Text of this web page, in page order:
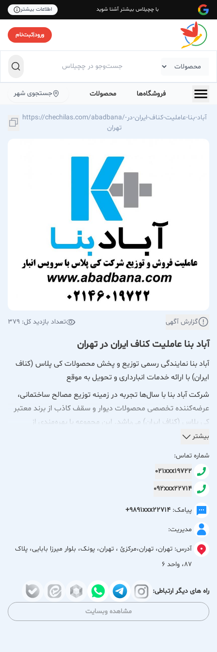
با چچیلاس بیشتر آشنا شوید اطلاعات بیشتر
ورود|ثبت‌نام
فروشگاه‌ها محصولات جستجوی شهر
https://chechilas.com/abadbana/آباد-بنا-عاملیت-کناف-ایران-در-
تهران
گزارش آگهی تعداد بازدید کل: 379
آباد بنا عاملیت کناف ایران در تهران
آباد بنا نمایندگی رسمی توزیع و پخش محصولات کی پلاس (کناف
ایران) با ارائه خدمات انبارداری و تحویل به موقع
شرکت آباد بنا با سال‌ها تجربه در زمینه توزیع مصالح ساختمانی،
عرضه‌کننده تخصصی محصولات دیوار و سقف کاذب از برند معتبر
کی پلاس (کناف ایران) می‌باشد. این مجموعه با بهره‌مندی از
انبارهای مجهز و سیستم توزیع گسترده، امکان تأمین نیازهای
محصولات اصلی قابل عرضه:
- **پانل‌های گچی کناف** در انواع مختلف شامل ساده، ضد رطوبت
- **ورق سیمانی آکواپلاس** با مقاومت بالا در برابر رطوبت و عوامل
جوی
حصیری، تخم مرغی و لوزی
- **تایل‌های آکوستیک 60×60** در طرح‌های سوراخ دایره نامنظم،
پانچ مربع، خطی و مینرال
- **تایل‌های تمام پی‌وی‌سی** با دوام و کیفیت بالا
بیشتر
شماره تماس:
021xxx19722
092xxx22714
پیامک: +9891xxx22714
مدیریت:
آدرس: تهران، تهران،مركزئ ، تهران، پونک، بلوار میرزا بابایی، پلاک
87، واحد 6
راه های دیگر ارتباطی:
مشاهده وبسایت